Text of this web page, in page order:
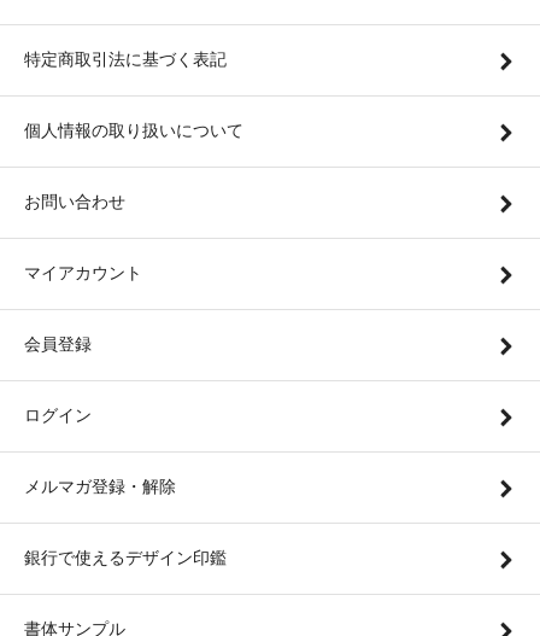
特定商取引法に基づく表記
個人情報の取り扱いについて
お問い合わせ
マイアカウント
会員登録
ログイン
メルマガ登録・解除
銀行で使えるデザイン印鑑
書体サンプル